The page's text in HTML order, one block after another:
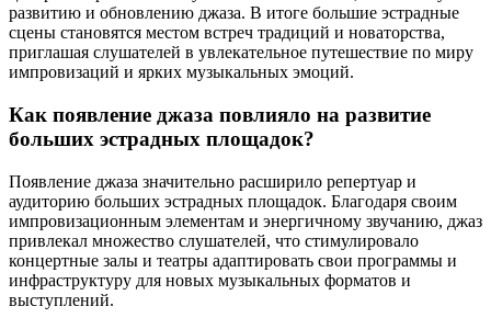
развитию и обновлению джаза. В итоге большие эстрадные
сцены становятся местом встреч традиций и новаторства,
приглашая слушателей в увлекательное путешествие по миру
импровизаций и ярких музыкальных эмоций.
Как появление джаза повлияло на развитие
больших эстрадных площадок?
Появление джаза значительно расширило репертуар и
аудиторию больших эстрадных площадок. Благодаря своим
импровизационным элементам и энергичному звучанию, джаз
привлекал множество слушателей, что стимулировало
концертные залы и театры адаптировать свои программы и
инфраструктуру для новых музыкальных форматов и
выступлений.